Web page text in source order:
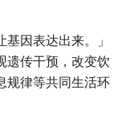
因表达出来。」
遗传干预，改变饮
规律等共同生活环